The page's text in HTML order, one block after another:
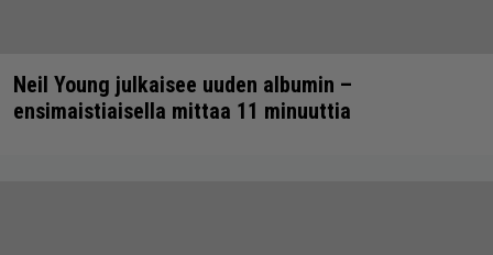
Neil Young julkaisee uuden albumin –
ensimaistiaisella mittaa 11 minuuttia